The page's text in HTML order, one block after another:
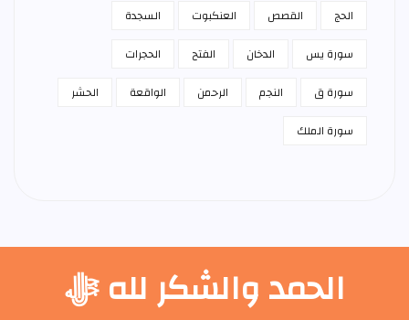
الحج
القصص العنكبوت
السجدة
سورة يس
الدخان الفتح
الحجرات
سورة ق
النجم الرحمن الواقعة
الحشر
سورة الملك
الحمد والشكر لله ﷻ